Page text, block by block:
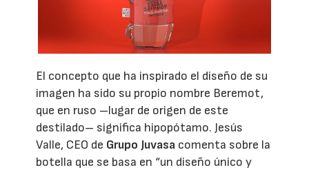
El concepto que ha inspirado el diseño de su
imagen ha sido su propio nombre Beremot,
que en ruso –lugar de origen de este
destilado– significa hipopótamo. Jesús
Valle, CEO de Grupo Juvasa comenta sobre la
botella que se basa en “un diseño único y